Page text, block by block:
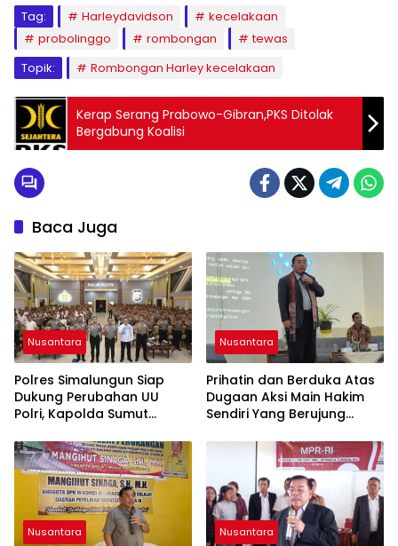
Tag: Harleydavidson
kecelakaan
probolinggo
rombongan
tewas
Topik:
Rombongan Harley kecelakaan
Kerap Serang Prabowo-Gibran,PKS Ditolak
Bergabung Koalisi
Baca Juga
Nusantara
Polres Simalungun Siap
Dukung Perubahan UU
Polri, Kapolda Sumut
Penguatan
Profesionalisme dan
Akuntabilitas Personel
Nusantara
Prihatin dan Berduka Atas
Dugaan Aksi Main Hakim
Sendiri Yang Berujung
Nusantara Nusantara